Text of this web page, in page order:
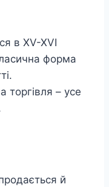
в XV-XVI
форма
торгівля – усе
й